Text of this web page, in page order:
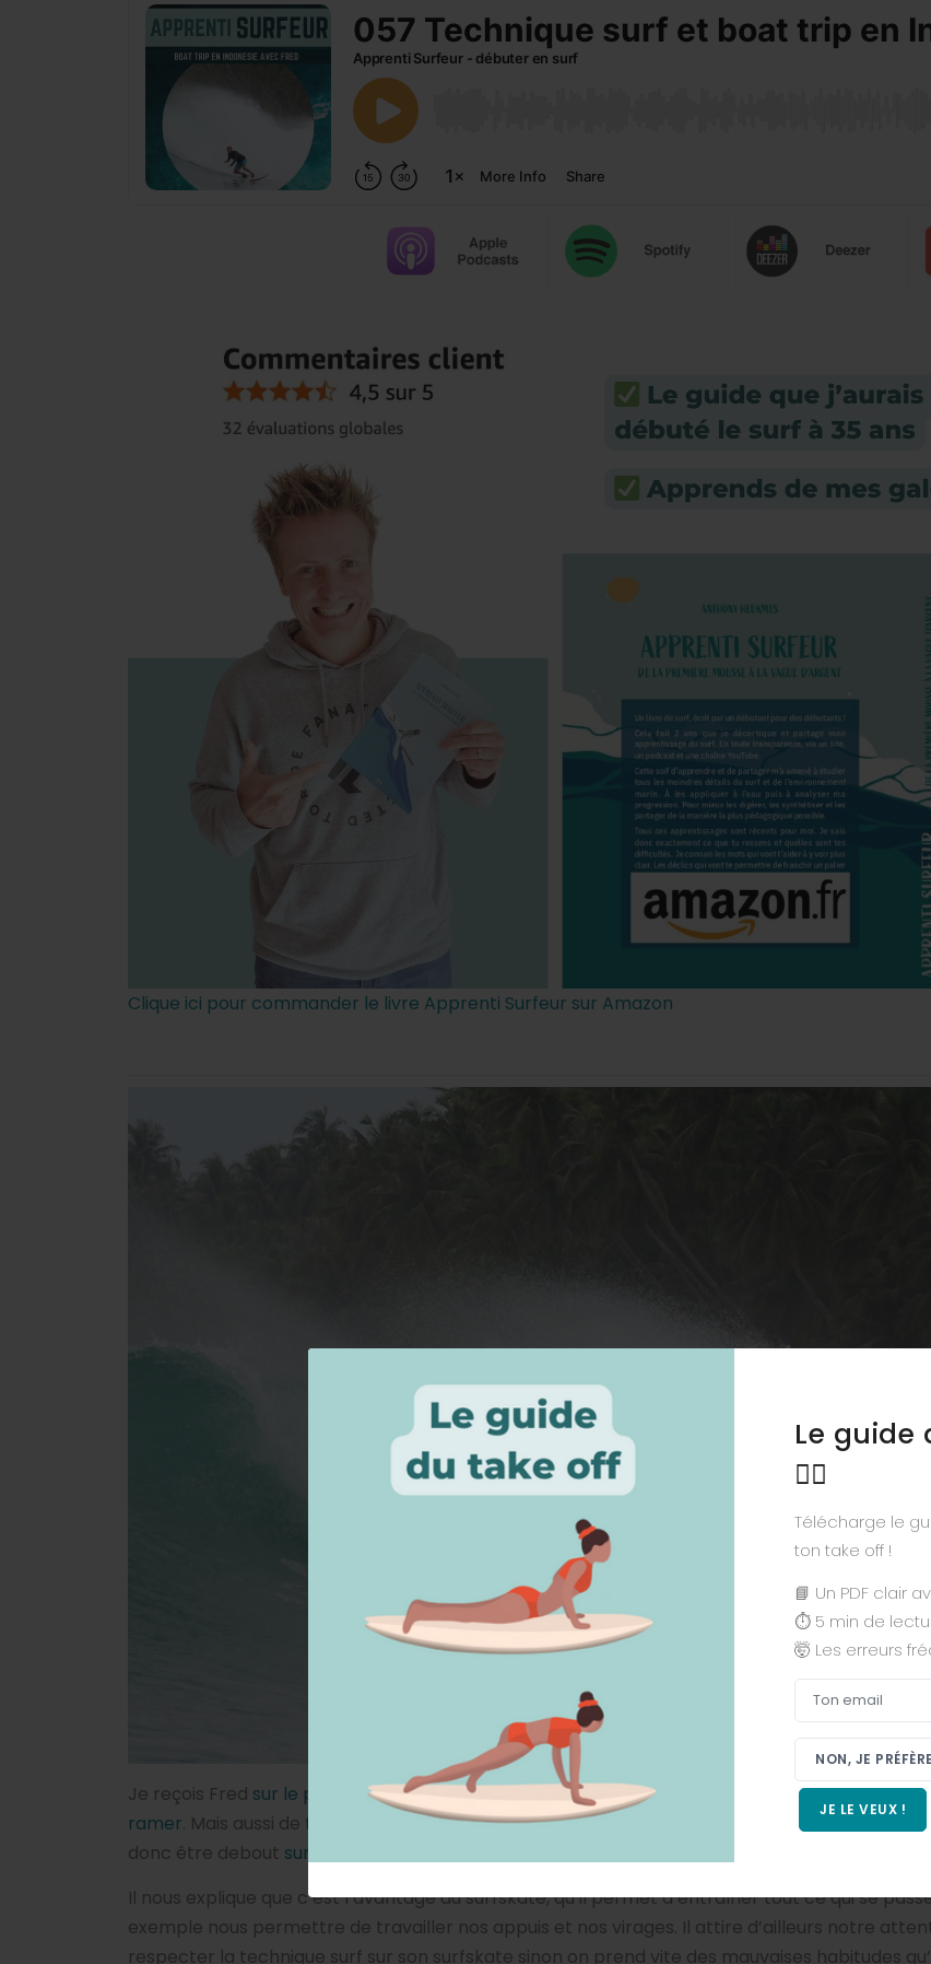
Le guide
🏄‍♂️
Télécharge le
ton take off !
📘 Un PDF clair
⏱ 5 min de
🤯 Les erreurs
Ton email
NON, JE
JE LE VEUX !
Clique ici pour commander le livre Apprenti Surfeur sur Amazon
Je reçois Fred sur le podcast, un passionné de technique surfet
. Il nous parle de
ramer. Mais aussi de toutes les difficultés auxquellesun débutant en surf
est confronté
donc être debout sur sa planche
Il nous explique que c’est l’avantage du surfskate, qu’il permet d’entraîner tout ce qui se
exemple nous permettre de travailler nos appuis et nos virages. Il attire d’ailleurs notre
respecter la technique surf sur son surfskate sinon on prend vite des mauvaises habitudes